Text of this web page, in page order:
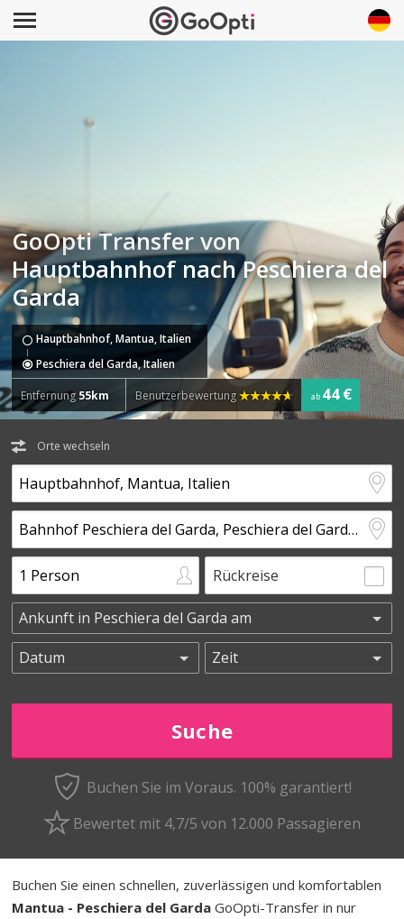
GoOpti Transfer von
Hauptbahnhof nach Peschiera del
Garda
Hauptbahnhof, Mantua, Italien
Peschiera del Garda, Italien
Entfernung 55km Benutzerbewertung ab 44 €
Orte wechseln
Rückreise
Buchen Sie im Voraus. 100% garantiert!
Bewertet mit 4,7/5 von 12.000 Passagieren
Buchen Sie einen schnellen, zuverlässigen und komfortablen
Mantua - Peschiera del Garda GoOpti-Transfer in nur